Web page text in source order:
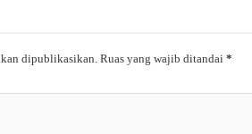
dipublikasikan. Ruas yang wajib ditandai *